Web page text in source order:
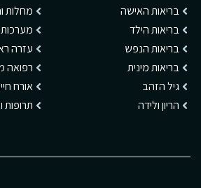
בריאות האישה
בריאות הילד
בריאות הנפש
בריאות מינית
גיל הזהב
הריון ולידה
מחלות
עזרה
רפואה
אורח
תרופות